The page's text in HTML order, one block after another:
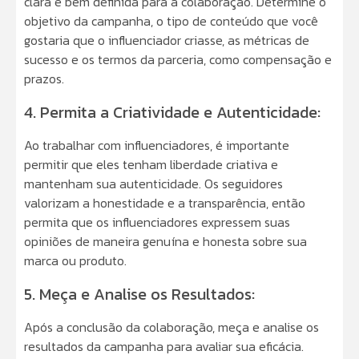
objetivo da campanha, o tipo de conteúdo que você
gostaria que o influenciador criasse, as métricas de
sucesso e os termos da parceria, como compensação e
prazos.
4. Permita a Criatividade e Autenticidade:
Ao trabalhar com influenciadores, é importante
permitir que eles tenham liberdade criativa e
mantenham sua autenticidade. Os seguidores
valorizam a honestidade e a transparência, então
permita que os influenciadores expressem suas
opiniões de maneira genuína e honesta sobre sua
marca ou produto.
5. Meça e Analise os Resultados:
Após a conclusão da colaboração, meça e analise os
resultados da campanha para avaliar sua eficácia.